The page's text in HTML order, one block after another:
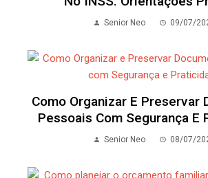
Senior Neo 09/07/
Como Organizar E Preservar
Pessoais Com Segurança E
Senior Neo 08/07/